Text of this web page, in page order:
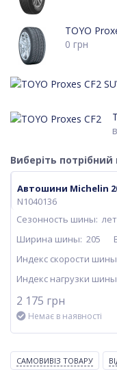
TOYO
0 грн
Виберіть потрібний
Автошини Michelin
N1040136
Сезонность шины:
Ширина шины: 205
Индекс скорости
Индекс нагрузки
2 175 грн
Немає в наявності
САМОВИВІЗ ТОВАРУ